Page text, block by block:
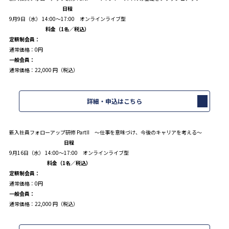
日程
9月9日（水） 14:00～17:00 オンラインライブ型
料金（1名／税込）
定額制会員：
通常価格：0円
一般会員：
通常価格：22,000 円（税込）
詳細・申込はこちら
新入社員フォローアップ研修 PartII ～仕事を意味づけ、今後のキャリアを考える～
日程
9月16日（水） 14:00～17:00 オンラインライブ型
料金（1名／税込）
定額制会員：
通常価格：0円
一般会員：
通常価格：22,000 円（税込）